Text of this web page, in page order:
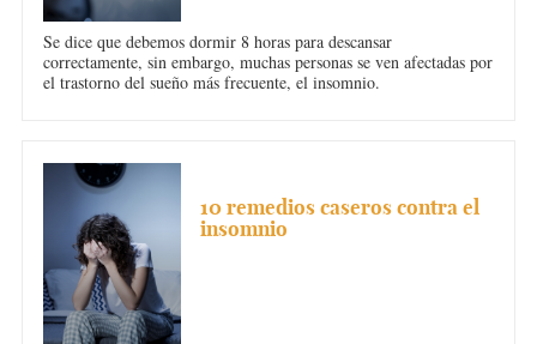
Se dice que debemos dormir 8 horas para descansar
correctamente, sin embargo, muchas personas se ven afectadas por
el trastorno del sueño más frecuente, el insomnio.
10 remedios caseros contra el
insomnio